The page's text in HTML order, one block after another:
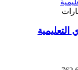
التعليمية